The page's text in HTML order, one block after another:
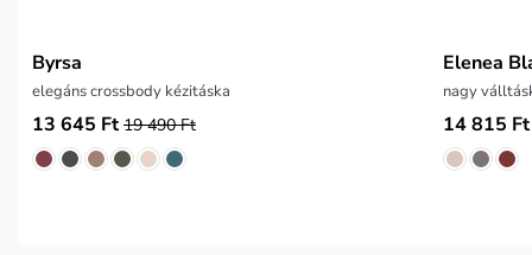
Byrsa
elegáns crossbody kézitáska
13 645 Ft 19 490 Ft
Elenea
nagy
14 815 Ft